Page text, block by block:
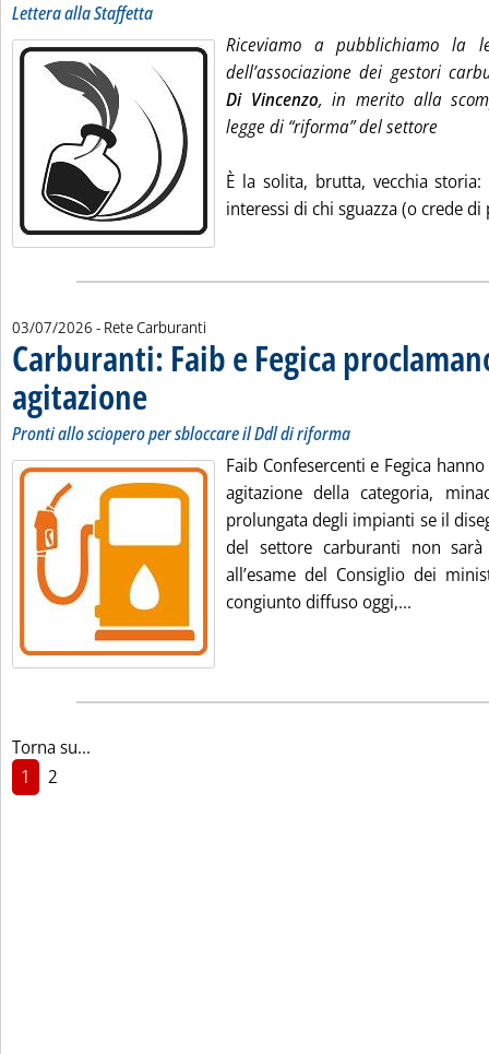
Lettera alla Staffetta
Riceviamo a pubblichiamo la
dell’associazione dei gestori
Di Vincenzo, in merito alla
legge di “riforma” del settore
È la solita, brutta, vecchia
interessi di chi sguazza (o crede di
03/07/2026 - Rete Carburanti
Carburanti: Faib e Fegica
agitazione . Sottotitolo: Pronti allo sciopero per sbloccare il Ddl di riforma
. Pubblicata venerdì 03 luglio 2026 alle 12.26.
Pronti allo sciopero per sbloccare il Ddl di riforma
Faib Confesercenti e Fegica
agitazione della categoria,
prolungata degli impianti se il
del settore carburanti non
all’esame del Consiglio dei
congiunto diffuso oggi,...
Torna su...
1
2